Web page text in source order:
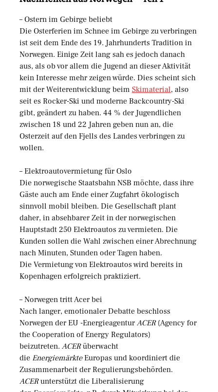
– Ostern im Gebirge beliebt
Die Osterferien im Schnee im Gebirge zu verbringen
ist seit dem Ende des 19. Jahrhunderts Tradition in
Norwegen. Einige Zeit lang sah es jedoch danach
aus, als ob vor allem die Jugend an dieser Aktivität
kein Interesse mehr zeigen würde. Dies scheint sich
mit der Weiterentwicklung beim Skimaterial, also
seit es Rocker-Ski und moderne Backcountry-Ski
gibt, geändert zu haben. 44 % der Jugendlichen
zwischen 18 und 22 Jahren geben nun an, die
Osterzeit auf den Fjells des Landes verbringen zu
wollen.
– Elektroautovermietung für Oslo
Die norwegische Staatsbahn NSB möchte, dass ihre
Gäste auch am Ende einer Zugfahrt ökologisch
sinnvoll mobil bleiben. Die Gesellschaft plant
daher, in absehbarer Zeit in der norwegischen
Hauptstadt 250 Elektroautos zu vermieten. Die
Kunden sollen die Wahl zwischen einer Abrechnung
nach Minuten, Stunden oder Tagen haben.
Die Vermietung von Elektroautos wird bereits in
Kopenhagen erfolgreich praktiziert.
– Norwegen tritt Acer bei
Nach langer, emotionaler Debatte beschloss
Norwegen der EU -EnergieagenturACER(Agency for
the Cooperation of Energy Regulators)
beizutreten. ACERüberwacht
die EnergiemärkteEuropas und koordiniert die
Zusammenarbeit der Regulierungsbehörden.
ACERunterstützt die Liberalisierung